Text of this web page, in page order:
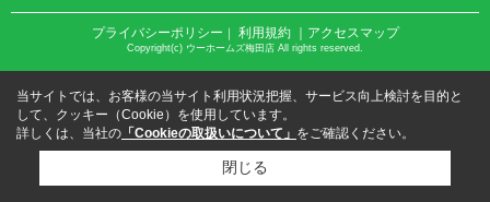
プライバシーポリシー ｜ 利用規約 ｜アクセスマップ
Copyright(c) ウーホームズ梅田店 All rights reserved.
当サイトでは、お客様の当サイト利用状況把握、サービス向上検討を目的と
して、クッキー（Cookie）を使用しています。
詳しくは、当社の 「Cookieの取扱いについて」 をご確認ください。
閉じる